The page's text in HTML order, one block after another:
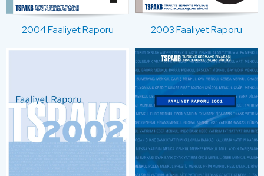
2004 Faaliyet Raporu 2003 Faaliyet Raporu